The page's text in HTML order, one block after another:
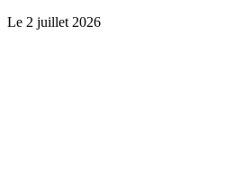
Le 2 juillet 2026